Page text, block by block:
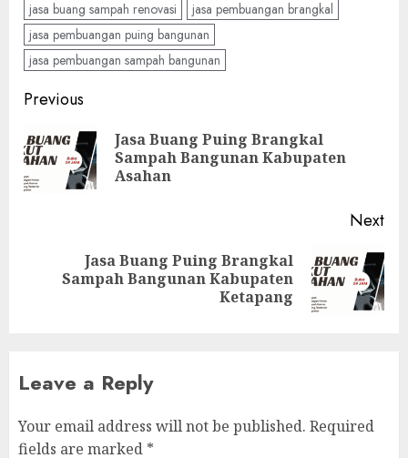
jasa buang sampah renovasi
jasa pembuangan brangkal
jasa pembuangan puing bangunan
jasa pembuangan sampah bangunan
Continue
Reading
Previous
Jasa Buang Puing Brangkal
Sampah Bangunan Kabupaten
Asahan
Next
Jasa Buang Puing Brangkal
Sampah Bangunan Kabupaten
Ketapang
Leave a Reply
Your email address will not be published. Required
fields are marked *